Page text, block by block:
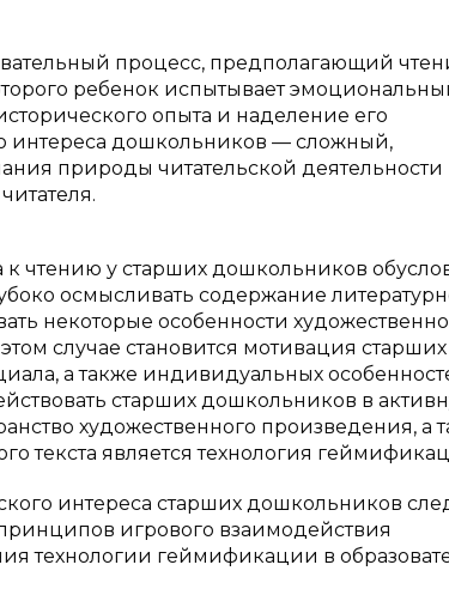
процесс, предполагающий
ребенок испытывает
опыта и наделение его
интереса дошкольников — сложный,
природы читательской деятельности
чтению у старших дошкольников
осмысливать содержание
некоторые особенности
случае становится мотивация старших
а также индивидуальных
старших дошкольников в
художественного произведения, а
текста является технология
интереса старших дошкольников
игрового взаимодействия
технологии геймификации в